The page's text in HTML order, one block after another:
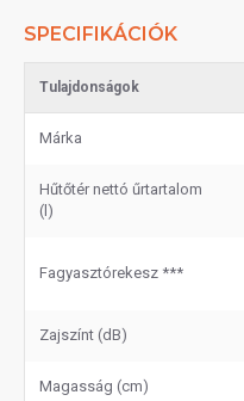
SPECIFIKÁCIÓK
Tulajdonságok
Márka
Hűtőtér nettó űrtartalom
(l)
Fagyasztórekesz ***
Zajszínt (dB)
Magasság (cm)